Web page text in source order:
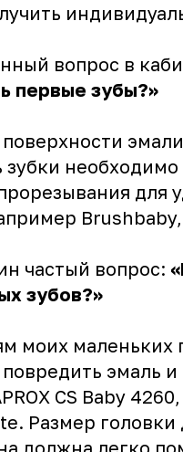
вопрос в
первые зубы?»
зубки
для
частый вопрос:
зубов?»
моих маленьких
эмаль
CS Baby
Размер головки
должна легко